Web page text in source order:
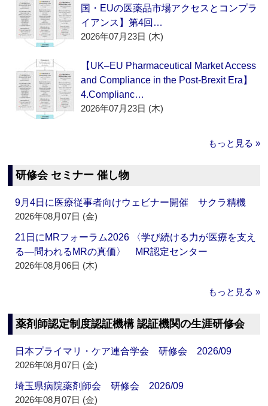
国・EUの医薬品市場アクセスとコンプラ
イアンス】第4回…
2026年07月23日 (木)
【UK–EU Pharmaceutical Market Access
and Compliance in the Post-Brexit Era】
4.Complianc…
2026年07月23日 (木)
もっと見る »
研修会 セミナー 催し物
9月4日に医療従事者向けウェビナー開催 サクラ精機
2026年08月07日 (金)
21日にMRフォーラム2026 〈学び続ける力が医療を支え
る―問われるMRの真価〉 MR認定センター
2026年08月06日 (木)
もっと見る »
薬剤師認定制度認証機構 認証機関の生涯研修会
日本プライマリ・ケア連合学会 研修会 2026/09
2026年08月07日 (金)
埼玉県病院薬剤師会 研修会 2026/09
2026年08月07日 (金)